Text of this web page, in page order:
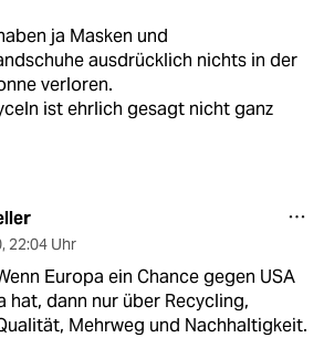
ja Masken und
ausdrücklich nichts in der
verloren.
ist ehrlich gesagt nicht ganz
, 22:04 Uhr
Europa ein Chance gegen USA
hat, dann nur über Recycling,
Mehrweg und Nachhaltigkeit.